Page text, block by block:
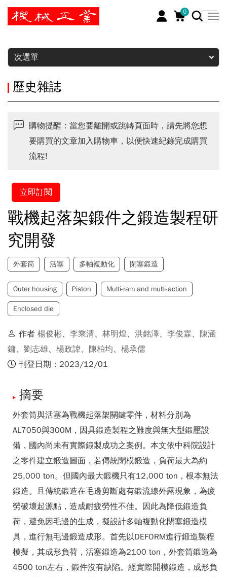
0
暫停
次選單
歷史雜誌
購物提醒：當您要離開或跳轉頁面時，請先將您想
要購買的文章加入購物車，以便快速紀錄完成購買
流程!
立即訂閱
戰機起落架鍛件之鍛造製程研
究開發
外套筒 活塞 多軸複動化 閉塞鍛造
Outer housing Piston Multi-ram and multi-action
Enclosed die
作者 楊俊彬、 李乘清、 林明煌、 洪銘澤、 李俊霖、 陳涵
鏞、 劉志雄、 楊政諱、 陳柏均、 楊承儒
刊登日期：2023/12/01
摘要
外套筒與活塞為戰機起落架關鍵零件，材料分別為
AL7050與300M，因具鍛造製程之難度與無大型鍛壓設
備，國內尚未有實際鍛製成功之案例。本文依中科院設計
之零件建立鍛造圖面，若傳統閉模鍛造，負荷最大為約
25,000 ton。但國內最大鍛機只有12,000 ton，根本無法
鍛造。且傳統鍛造在毛邊剪斷處有鍛流線外露現象，為疲
勞破壞起源點，造成耐疲勞性不佳。因此為降低鍛造負
荷，避免因毛邊的生成，擬設計多軸複動化閉塞鍛造模
具，進行無毛邊鍛造成形。首先以DEFORM進行鍛造製程
模擬，其成形負荷，活塞鍛造為2100 ton，外套筒鍛造為
4500 ton左右，鍛件沒有缺陷。經實際開模鍛造，成形負